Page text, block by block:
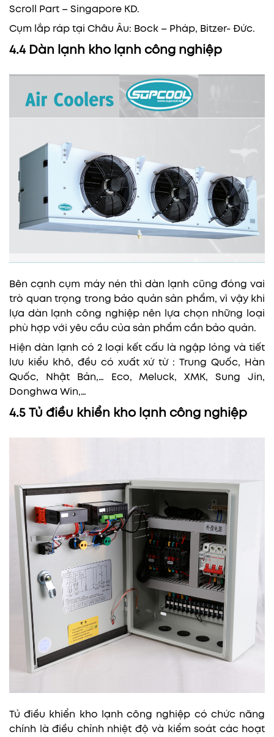
Scroll Part – Singapore KD.
Cụm lắp ráp tại Châu Âu: Bock – Pháp, Bitzer- Đức.
4.4 Dàn lạnh kho lạnh công nghiệp
Bên cạnh cụm máy nén thì dàn lạnh cũng đóng vai
trò quan trọng trong bảo quản sản phẩm, vì vậy khi
lựa dàn lạnh công nghiệp nên lựa chọn những loại
phù hợp với yêu cầu của sản phẩm cần bảo quản.
Hiện dàn lạnh có 2 loại kết cấu là ngập lỏng và tiết
lưu kiểu khô, đều có xuất xứ từ : Trung Quốc, Hàn
Quốc, Nhật Bản,… Eco, Meluck, XMK, Sung Jin,
Donghwa Win,…
4.5 Tủ điều khiển kho lạnh công nghiệp
Tủ điều khiển kho lạnh công nghiệp có chức năng
chính là điều chỉnh nhiệt độ và kiểm soát các hoạt